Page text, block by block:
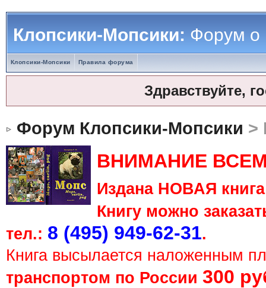
Клопсики-Мопсики:Форум о
Клопсики-Мопсики Правила форума
Здравствуйте,
Форум Клопсики-Мопсики >
ВНИМАНИЕ
Издана НОВАЯ
Книгу можно
тел.: 8 (495) 949-62-31.
Книга высылается наложенным
транспортом по России 300